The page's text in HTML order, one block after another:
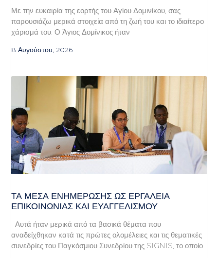
Με την ευκαιρία της εορτής του Αγίου Δομινίκου, σας
παρουσιάζω μερικά στοιχεία από τη ζωή του και το ιδιαίτερο
χάρισμά του. Ο Άγιος Δομίνικος ήταν
8 Αυγούστου, 2026
ΤΑ ΜΈΣΑ ΕΝΗΜΈΡΩΣΗΣ ΩΣ ΕΡΓΑΛΕΊΑ
ΕΠΙΚΟΙΝΩΝΊΑΣ ΚΑΙ ΕΥΑΓΓΕΛΙΣΜΟΎ
Αυτά ήταν μερικά από τα βασικά θέματα που
αναδείχθηκαν κατά τις πρώτες ολομέλειες και τις θεματικές
συνεδρίες του Παγκόσμιου Συνεδρίου της SIGNIS, το οποίο